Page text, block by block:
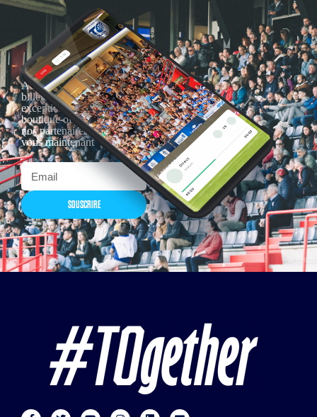
Actualités, nouveautés,
billetterie, remises
exceptionnelles dans la
boutique officielles & chez
nos partenaires… Inscrivez-
vous maintenant
SOUSCRIRE